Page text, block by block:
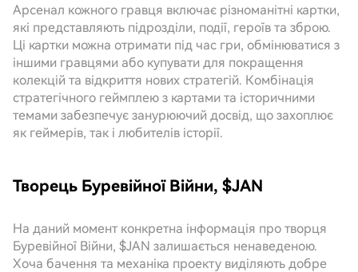
Арсенал кожного гравця включає різноманітні картки,
які представляють підрозділи, події, героїв та зброю.
Ці картки можна отримати під час гри, обмінюватися з
іншими гравцями або купувати для покращення
колекцій та відкриття нових стратегій. Комбінація
стратегічного геймплею з картами та історичними
темами забезпечує занурюючий досвід, що захоплює
як геймерів, так і любителів історії.
Творець Буревійної Війни, $JAN
На даний момент конкретна інформація про творця
Буревійної Війни, $JAN залишається ненаведеною.
Хоча бачення та механіка проекту виділяють добре